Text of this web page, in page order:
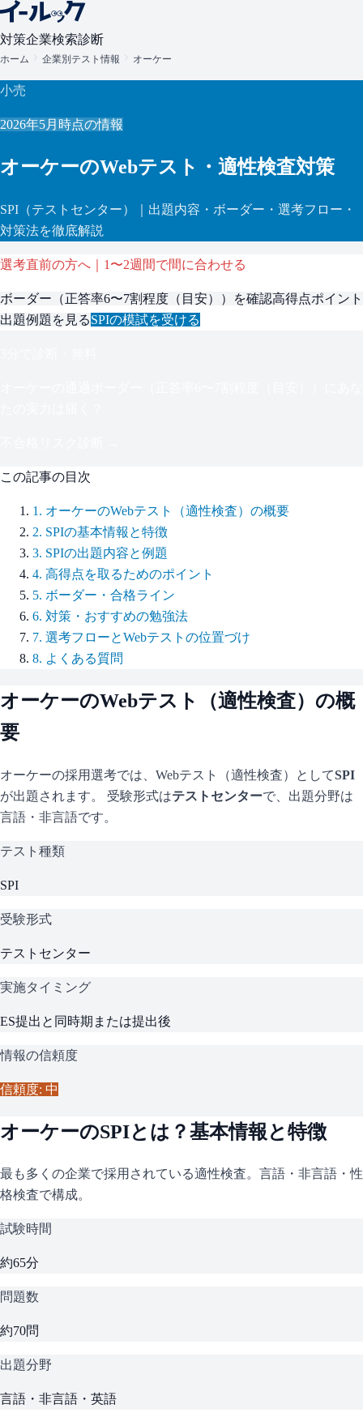
対策企業検索診断
ホーム 企業別テスト情報 オーケー
小売
2026年5月 時点の情報
オーケーのWebテスト・適性検査対策
SPI （テストセンター）
｜出題内容・ボーダー・選考フロー・
対策法を徹底解説
選考直前の方へ｜1〜2週間で間に合わせる
ボーダー（正答率6〜7割程度（目安） ）を確認高得点ポイント
出題例題を見るSPIの模試を受ける
この記事の目次
1 . オーケーのWebテスト（適性検査）の概要
2. SPIの基本情報と特徴
3. SPIの出題内容と例題
4. 高得点を取るためのポイント
5. ボーダー・合格ライン
6. 対策・おすすめの勉強法
7. 選考フローとWebテストの位置づけ
8. よくある質問
オーケーのWebテスト（適性検査）の概
要
オーケーの採用選考では、Webテスト（適性検査）としてSPI
が出題されます。 受験形式はテストセンターで、 出題分野は
言語・非言語です。
テスト種類
SPI
受験形式
テストセンター
実施タイミング
ES提出と同時期または提出後
情報の信頼度
信頼度: 中
オーケーのSPIとは？基本情報と特徴
最も多くの企業で採用されている適性検査。言語・非言語・性
格検査で構成。
試験時間
約65分
問題数
約70問
出題分野
言語・非言語・英語